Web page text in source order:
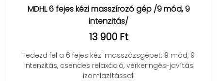
MDHL 6 fejes kézi masszírozó gép /9 mód, 9
intenzitás/
13 900 Ft
Fedezd fel a 6 fejes kézi masszázsgépet: 9 mód, 9
intenzitás, csendes relaxáció, vérkeringés-javítás
izomlazítással!